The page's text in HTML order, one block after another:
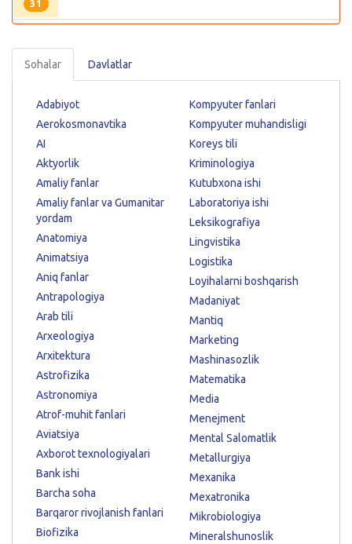
31
Sohalar Davlatlar
Adabiyot
Aerokosmonavtika
AI
Aktyorlik
Amaliy fanlar
Amaliy fanlar va Gumanitar
yordam
Anatomiya
Animatsiya
Aniq fanlar
Antrapologiya
Arab tili
Arxeologiya
Arxitektura
Astrofizika
Astronomiya
Atrof-muhit fanlari
Aviatsiya
Axborot texnologiyalari
Bank ishi
Barcha soha
Barqaror rivojlanish fanlari
Biofizika
Kompyuter fanlari
Kompyuter muhandisligi
Koreys tili
Kriminologiya
Kutubxona ishi
Laboratoriya ishi
Leksikografiya
Lingvistika
Logistika
Loyihalarni boshqarish
Madaniyat
Mantiq
Marketing
Mashinasozlik
Matematika
Media
Menejment
Mental Salomatlik
Metallurgiya
Mexanika
Mexatronika
Mikrobiologiya
Mineralshunoslik